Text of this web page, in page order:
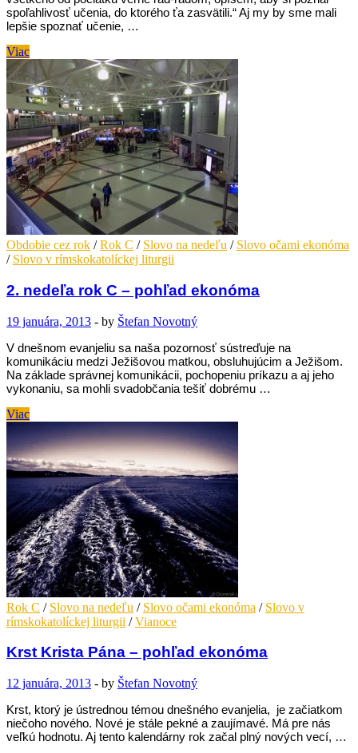
spoľahlivosť učenia, do ktorého ťa zasvätili.“ Aj my by sme mali
lepšie spoznať učenie, …
3.
nedeľa
rok
C
–
pohľad
ekonóma
Viac
Obdobie cez rok /Rok C / Slovo na nedeľu / Slovo očami ekonóma
/ Slovo v rímskokatolíckej liturgii
2. nedeľa rok C – pohľad ekonóma
19 januára, 2013 - by Štefan Novotný
V dnešnom evanjeliu sa naša pozornosť sústreďuje na
komunikáciu medzi Ježišovou matkou, obsluhujúcim a Ježišom.
Na základe správnej komunikácii, pochopeniu príkazu a aj jeho
vykonaniu, sa mohli svadobčania tešiť dobrému …
2.
rok
C
–
pohľad
ekonóma
Viac
Rok C / Slovo na nedeľu / Slovo očami ekonóma / Slovo v
rímskokatolíckej liturgii /Vianoce
Krst Krista Pána – pohľad ekonóma
12 januára, 2013 - by Štefan Novotný
Krst, ktorý je ústrednou témou dnešného evanjelia, je začiatkom
niečoho nového. Nové je stále pekné a zaujímavé. Má pre nás
veľkú hodnotu. Aj tento kalendárny rok začal plný nových vecí, …